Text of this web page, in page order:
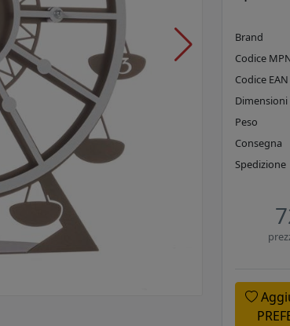
Brand
Codice
Codice EAN
Dimensioni
Peso
Consegna
Spedizione